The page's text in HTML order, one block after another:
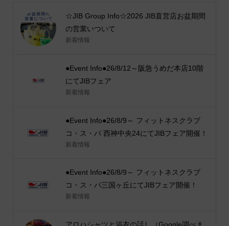
☆JIB Group Info☆2026 JIB直営店お盆期間
の営業いついて
新着情報
●Event Info●26/8/12～阪急うめだ本店10階
にてJIBフェア
新着情報
●Event Info●26/8/9～ フィットネスクラブ
コ・ス・パ 西神中央24にてJIBフェア開催！
新着情報
●Event Info●26/8/9～ フィットネスクラブ
コ・ス・パ三国ヶ丘にてJIBフェア開催！
新着情報